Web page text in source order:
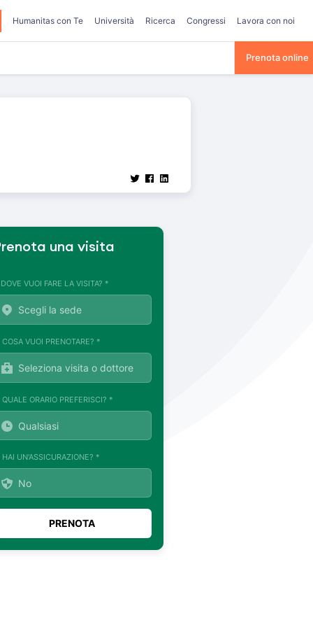
Humanitas con Te Università Ricerca Congressi Lavora con noi
Prenota online
una visita
VUOI FARE LA VISITA? *
COSA VUOI PRENOTARE? *
QUALE ORARIO PREFERISCI? *
UN'ASSICURAZIONE? *